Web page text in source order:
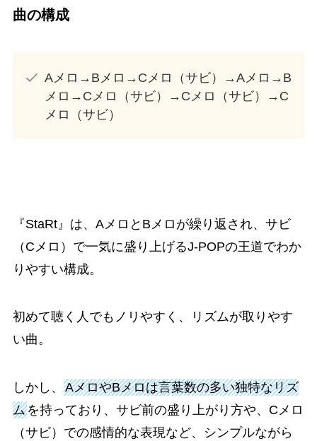
曲の構成
Aメロ→Bメロ→Cメロ（サビ）→Aメロ→B
メロ→Cメロ（サビ）→Cメロ（サビ）→C
メロ（サビ）
『StaRt』は、AメロとBメロが繰り返され、サビ
（Cメロ）で一気に盛り上げるJ-POPの王道でわか
りやすい構成。
初めて聴く人でもノリやすく、リズムが取りやす
い曲。
しかし、 AメロやBメロは言葉数の多い独特なリズ
ムを持っており、サビ前の盛り上がり方や、Cメロ
（サビ）での感情的な表現など、シンプルながら